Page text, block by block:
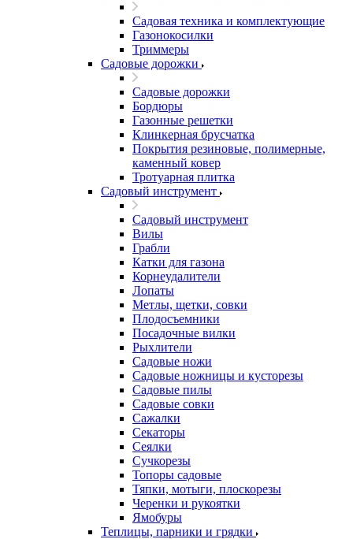
Садовая техника и комплектующие
Газонокосилки
Триммеры
Садовые дорожки
Садовые дорожки
Бордюры
Газонные решетки
Клинкерная брусчатка
Покрытия резиновые, полимерные,
каменный ковер
Тротуарная плитка
Садовый инструмент
Садовый инструмент
Вилы
Грабли
Катки для газона
Корнеудалители
Лопаты
Метлы, щетки, совки
Плодосъемники
Посадочные вилки
Рыхлители
Садовые ножи
Садовые ножницы и кусторезы
Садовые пилы
Садовые совки
Сажалки
Секаторы
Сеялки
Сучкорезы
Топоры садовые
Тяпки, мотыги, плоскорезы
Черенки и рукоятки
Ямобуры
Теплицы, парники и грядки